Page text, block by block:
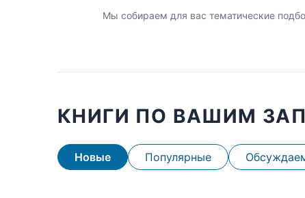
Мы собираем для вас тематические
КНИГИ ПО ВАШИМ
Новые Популярные